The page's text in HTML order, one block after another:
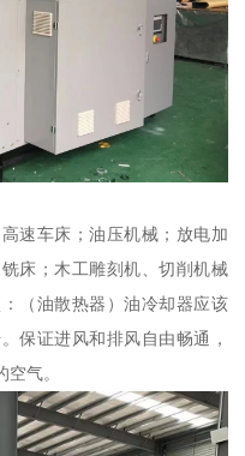
速车床；油压机械；放电加
床；木工雕刻机、切削机械
（油散热器）油冷却器应该
保证进风和排风自由畅通，
气。